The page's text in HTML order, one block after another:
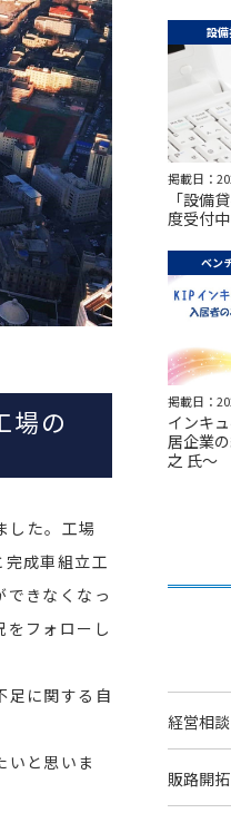
場の
した。工場
成車組立工
きなくなっ
フォローし
足に関する自
いと思いま
設
掲載日：
「設備
度受付中
ベン
掲載日：
インキ
居企業
之 氏～
経営相談
販路開拓